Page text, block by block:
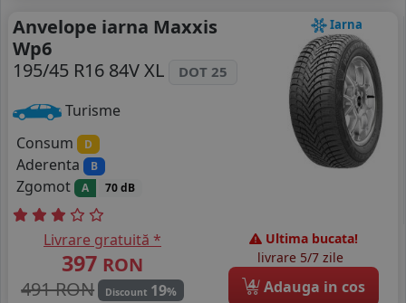
Iarna
Anvelope iarna Maxxis
Wp6
195/45 R16 84V XL
DOT 25
Turisme
Consum
D
Aderenta B
Zgomot A 70 dB
Livrare gratuită *
397 RON
491 RON
Discount 19%
Ultima bucata!
livrare 5/7 zile
4 Adauga in cos